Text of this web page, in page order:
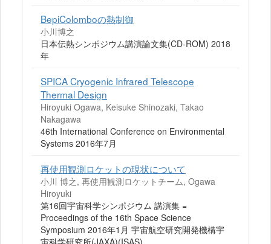
BepiColomboの熱制御
小川博之
日本伝熱シンポジウム講演論文集(CD-ROM) 2018
年
SPICA Cryogenic Infrared Telescope
Thermal Design
Hiroyuki Ogawa, Keisuke Shinozaki, Takao
Nakagawa
46th International Conference on Environmental
Systems 2016年7月
再使用観測ロケットの現状について
小川 博之, 再使用観測ロケットチーム, Ogawa
Hiroyuki
第16回宇宙科学シンポジウム 講演集 =
Proceedings of the 16th Space Science
Symposium 2016年1月 宇宙航空研究開発機構宇
宙科学研究所(JAXA)(ISAS)